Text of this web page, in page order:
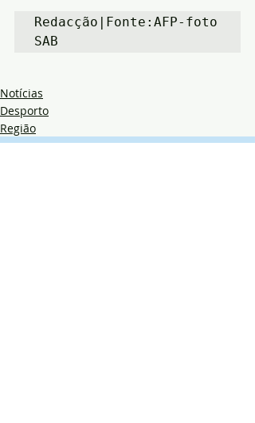
Redacção|Fonte:AFP-foto
SAB
Notícias
Desporto
Região